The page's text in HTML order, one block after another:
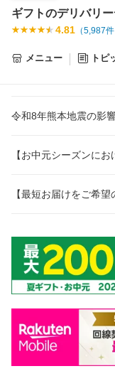
ギフトのデリバリ
4.81 （5,987件
メニュー トピ
令和8年熊本地震の影
【お中元シーズンに
【最短お届けをご希望